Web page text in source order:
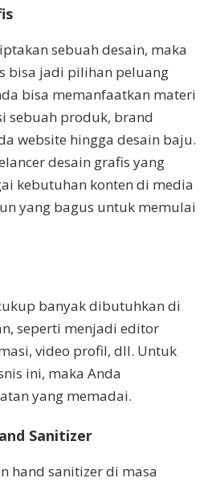
sebuah desain, maka
bisa jadi pilihan peluang
bisa memanfaatkan materi
sebuah produk, brand
website hingga desain baju.
desain grafis yang
kebutuhan konten di media
yang bagus untuk memulai
banyak dibutuhkan di
seperti menjadi editor
video profil, dll. Untuk
ini, maka Anda
yang memadai.
Sanitizer
hand sanitizer di masa